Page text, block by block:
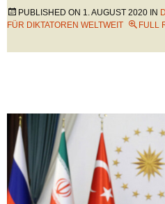
PUBLISHED ON 1. AUGUST 2020 IN
FÜR DIKTATOREN WELTWEIT
FULL